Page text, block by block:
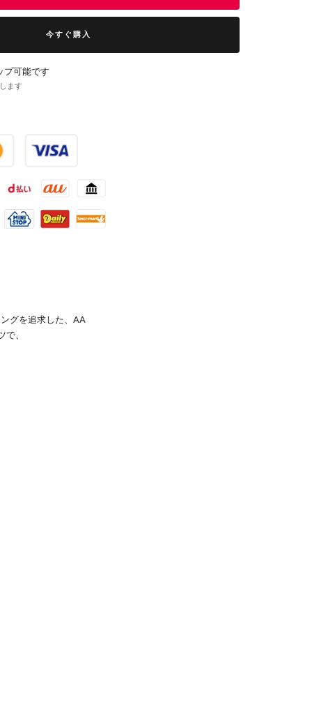
今すぐ購入
プ可能です
ます
グを追求した、AA
、